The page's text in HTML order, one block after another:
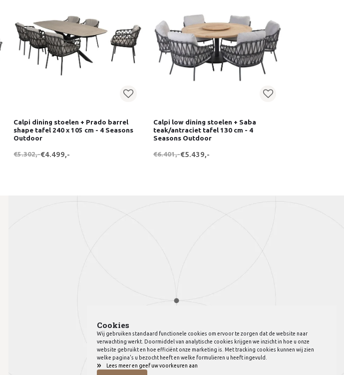
Calpi dining stoelen + Prado barrel
shape tafel 240 x 105 cm - 4 Seasons
Outdoor
€5.302,-€4.499,-
Calpi low dining stoelen + Saba
teak/antraciet tafel 130 cm - 4
Seasons Outdoor
€6.401,-€5.439,-
Cookies
Wij gebruiken standaard functionele cookies om ervoor te zorgen dat de website naar
verwachting werkt. Doormiddel van analytische cookies krijgen we inzicht in hoe u onze
website gebruikt en hoe efficiënt onze marketing is. Met tracking cookies kunnen wij zien
welke pagina's u bezocht heeft en welke formulieren u heeft ingevuld.
» Lees meer en geef uw voorkeuren aan